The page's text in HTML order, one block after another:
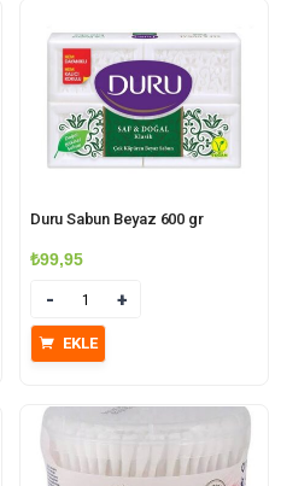
Duru Sabun Beyaz 600 gr
₺99,95
Miktar
EKLE